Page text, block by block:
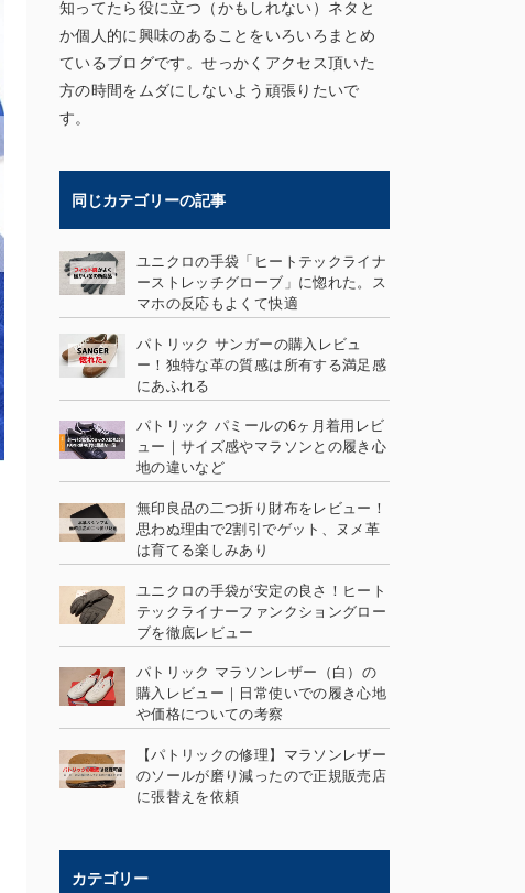
知ってたら役に立つ（かもしれない）ネタと
か個人的に興味のあることをいろいろまとめ
ているブログです。せっかくアクセス頂いた
方の時間をムダにしないよう頑張りたいで
す。
同じカテゴリーの記事
ユニクロの手袋「ヒートテックライナ
ーストレッチグローブ」に惚れた。ス
マホの反応もよくて快適
パトリック サンガーの購入レビュ
ー！独特な革の質感は所有する満足感
にあふれる
パトリック パミールの6ヶ月着用レビ
ュー｜サイズ感やマラソンとの履き心
地の違いなど
無印良品の二つ折り財布をレビュー！
思わぬ理由で2割引でゲット、ヌメ革
は育てる楽しみあり
ユニクロの手袋が安定の良さ！ヒート
テックライナーファンクショングロー
ブを徹底レビュー
パトリック マラソンレザー（白）の
購入レビュー｜日常使いでの履き心地
や価格についての考察
【パトリックの修理】マラソンレザー
のソールが磨り減ったので正規販売店
に張替えを依頼
カテゴリー